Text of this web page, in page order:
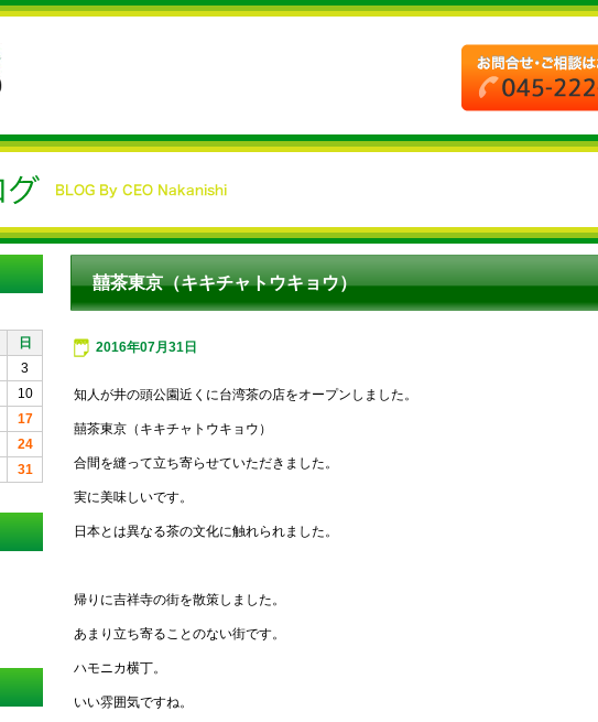
囍茶東京（キキチャトウキョウ）
2016年07月31日
知人が井の頭公園近くに台湾茶の店をオープンしました。
囍茶東京（キキチャトウキョウ）
合間を縫って立ち寄らせていただきました。
実に美味しいです。
日本とは異なる茶の文化に触れられました。
帰りに吉祥寺の街を散策しました。
あまり立ち寄ることのない街です。
ハモニカ横丁。
いい雰囲気ですね。
日
3
10
17
24
31